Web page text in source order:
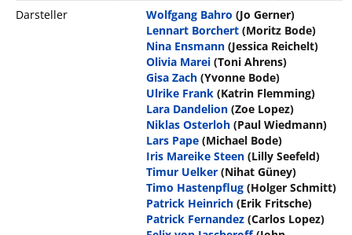
Darsteller
Wolfgang Bahro (Jo Gerner)
Lennart Borchert (Moritz Bode)
Nina Ensmann (Jessica Reichelt)
Olivia Marei (Toni Ahrens)
Gisa Zach (Yvonne Bode)
Ulrike Frank (Katrin Flemming)
Lara Dandelion (Zoe Lopez)
Niklas Osterloh (Paul Wiedmann)
Lars Pape (Michael Bode)
Iris Mareike Steen (Lilly Seefeld)
Timur Uelker (Nihat Güney)
Timo Hastenpflug (Holger Schmitt)
Patrick Heinrich (Erik Fritsche)
Patrick Fernandez (Carlos Lopez)